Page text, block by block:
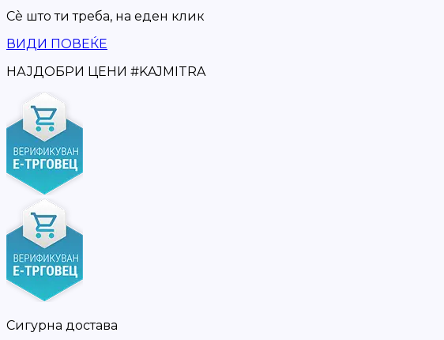
Сè што ти треба, на еден клик
ВИДИ ПОВЕЌЕ
НАЈДОБРИ ЦЕНИ #KAJMITRA
Сигурна достава